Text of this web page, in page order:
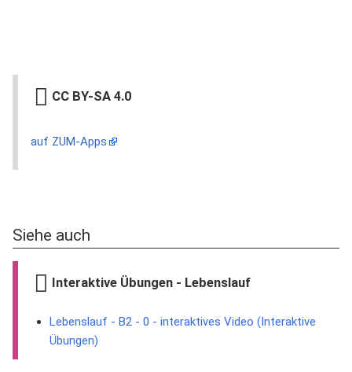
CC BY-SA 4.0
auf ZUM-Apps
Siehe auch
Interaktive Übungen - Lebenslauf
Lebenslauf - B2 - 0 - interaktives Video (Interaktive
Übungen)